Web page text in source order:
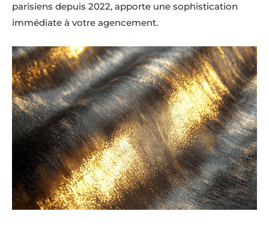
parisiens depuis 2022, apporte une sophistication
immédiate à votre agencement.